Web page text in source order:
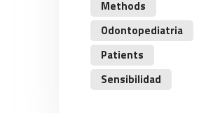
Methods
Odontopediatria
Patients
Sensibilidad